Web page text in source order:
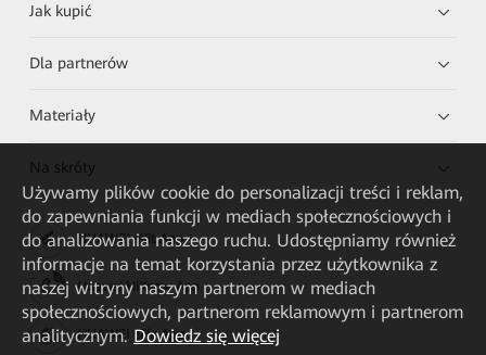
Jak kupić
Dla partnerów
Materiały
Na skróty
HUAWEI eKit App
Huawei HiKnow App
HUAWEI eFly App
Używamy plików cookie do personalizacji treści i reklam,
do zapewniania funkcji w mediach społecznościowych i
do analizowania naszego ruchu. Udostępniamy również
informacje na temat korzystania przez użytkownika z
naszej witryny naszym partnerom w mediach
społecznościowych, partnerom reklamowym i partnerom
analitycznym. Dowiedz się więcej